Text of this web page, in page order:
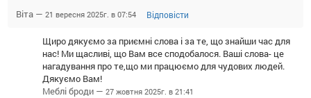
Віта — 21 вересня 2025г. в 07:54 Відповісти
Щиро дякуємо за приємні слова і за те, що знайши час для
нас! Ми щасливі, що Вам все сподобалося. Ваші слова- це
нагадування про те,що ми працюємо для чудових людей.
Дякуємо Вам!
Меблі броди — 27 жовтня 2025г. в 21:41